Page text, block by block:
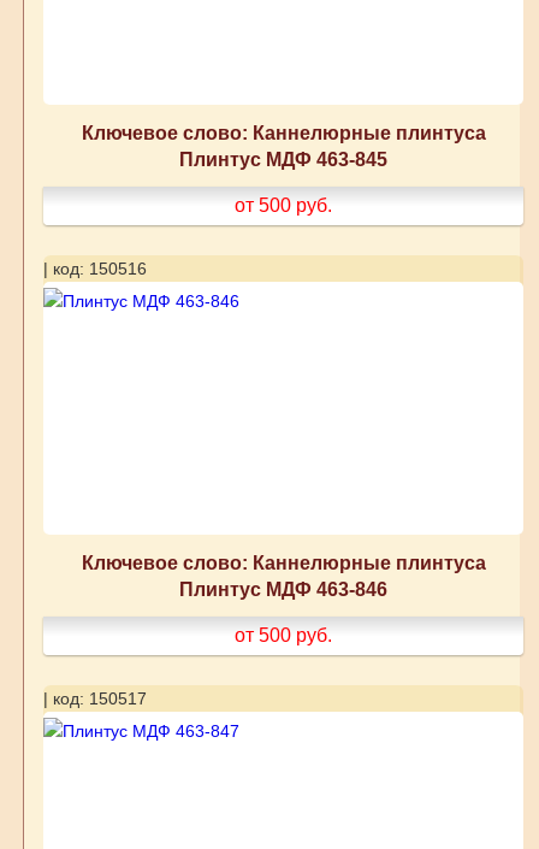
Ключевое слово: Каннелюрные плинтуса
Плинтус МДФ 463-845
от 500 руб.
| код: 150516
Ключевое слово: Каннелюрные плинтуса
Плинтус МДФ 463-846
от 500 руб.
| код: 150517